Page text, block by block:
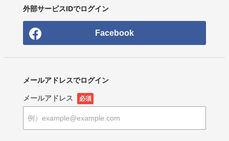
外部サービスIDでログイン
Facebook
メールアドレスでログイン
メールアドレス 必須